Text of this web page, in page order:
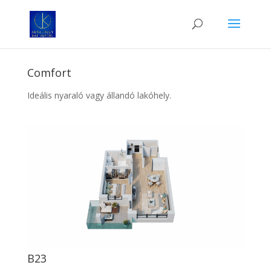
Comfort
Ideális nyaraló vagy állandó lakóhely.
B23